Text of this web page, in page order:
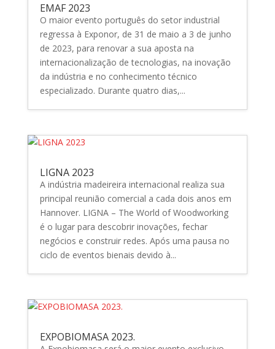
EMAF 2023
O maior evento português do setor industrial
regressa à Exponor, de 31 de maio a 3 de junho
de 2023, para renovar a sua aposta na
internacionalização de tecnologias, na inovação
da indústria e no conhecimento técnico
especializado. Durante quatro dias,...
LIGNA 2023
A indústria madeireira internacional realiza sua
principal reunião comercial a cada dois anos em
Hannover. LIGNA – The World of Woodworking
é o lugar para descobrir inovações, fechar
negócios e construir redes. Após uma pausa no
ciclo de eventos bienais devido à...
EXPOBIOMASA 2023.